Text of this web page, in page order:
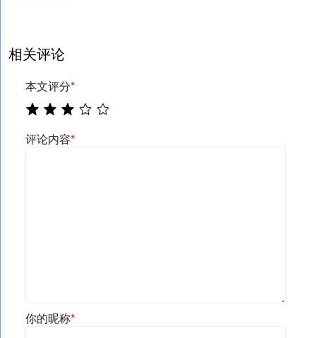
相关评论
本文评分*
评论内容*
你的昵称*